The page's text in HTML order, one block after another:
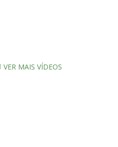
VER MAIS VÍDEOS